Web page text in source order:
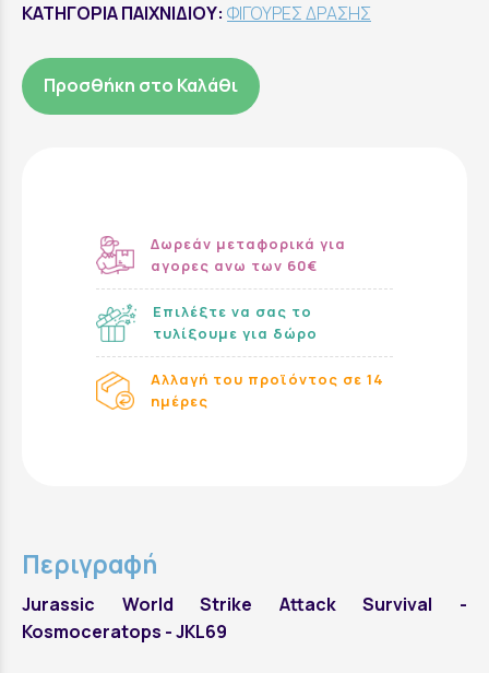
ΚΑΤΗΓΟΡΙΑ ΠΑΙΧΝΙΔΙΟΥ: ΦΙΓΟΥΡΕΣ ΔΡΑΣΗΣ
Προσθήκη στο Καλάθι
Δωρεάν μεταφορικά για
αγορες ανω των 60€
Επιλέξτε να σας το
τυλίξουμε για δώρο
Αλλαγή του προϊόντος σε 14
ημέρες
Περιγραφή
Jurassic World Strike Attack Survival -
Kosmoceratops - JKL69